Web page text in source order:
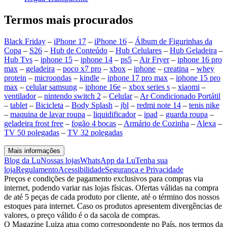
Termos mais procurados
Black Friday – iPhone 17 – iPhone 16 – Álbum de Figurinhas da
Copa – S26 – Hub de Conteúdo – Hub Celulares – Hub Geladeira –
Hub Tvs – iphone 15 – iphone 14 – ps5 – Air Fryer– iphone 16 pro
max – geladeira – poco x7 pro – xbox – iphone – creatina – whey
protein – microondas – kindle – iphone 17 pro max – iphone 15 pro
max – celular samsung – iphone 16e – xbox series s – xiaomi –
ventilador– nintendo switch 2 – Celular– Ar Condicionado Portátil
– tablet – Bicicleta – Body Splash – jbl – redmi note 14 – tenis nike
– maquina de lavar roupa – liquidificador– ipad – guarda roupa –
geladeira frost free – fogão 4 bocas – Armário de Cozinha – Alexa –
TV 50 polegadas – TV 32 polegadas
Mais informações
Blog da LuNossas lojasWhatsApp da LuTenha sua
lojaRegulamentoAcessibilidadeSegurança e Privacidade
Preços e condições de pagamento exclusivos para compras via
internet, podendo variar nas lojas físicas. Ofertas válidas na compra
de até 5 peças de cada produto por cliente, até o término dos nossos
estoques para internet. Caso os produtos apresentem divergências de
valores, o preço válido é o da sacola de compras.
O Magazine Luiza atua como correspondente no País, nos termos da